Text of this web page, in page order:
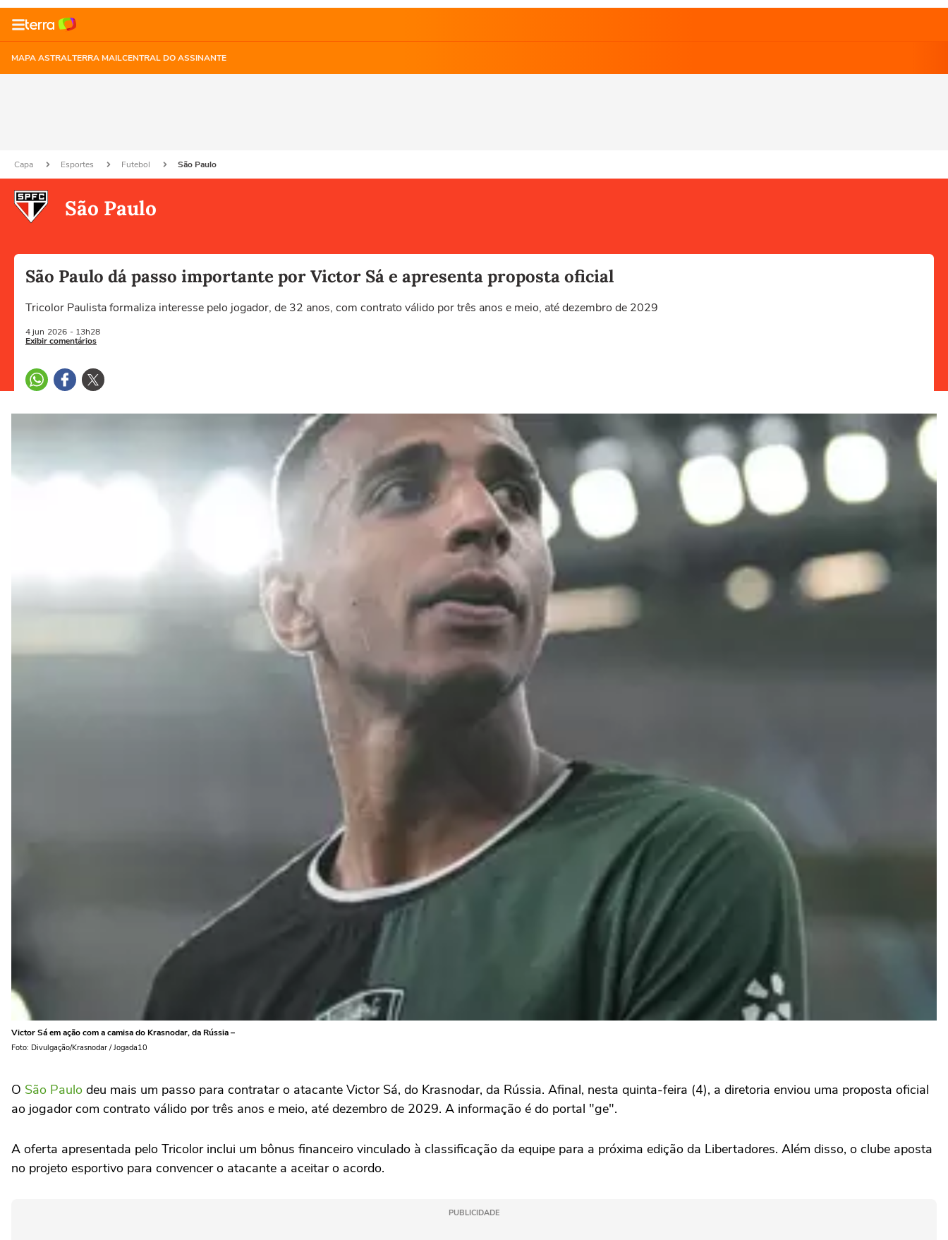
MAPA ASTRALTERRA MAILCENTRAL DO ASSINANTE
Capa Esportes Futebol São Paulo
São Paulo
São Paulo dá passo importante por Victor Sá e apresenta proposta oficial
Tricolor Paulista formaliza interesse pelo jogador, de 32 anos, com contrato válido por três anos e meio, até dezembro de 2029
4 jun 2026 - 13h28
Exibir comentários
Victor Sá em ação com a camisa do Krasnodar, da Rússia –
Foto: Divulgação/Krasnodar / Jogada10
O São Paulo deu mais um passo para contratar o atacante Victor Sá, do Krasnodar, da Rússia. Afinal, nesta quinta-feira (4), a diretoria enviou uma proposta oficial
ao jogador com contrato válido por três anos e meio, até dezembro de 2029. A informação é do portal "ge".
A oferta apresentada pelo Tricolor inclui um bônus financeiro vinculado à classificação da equipe para a próxima edição da Libertadores. Além disso, o clube aposta
no projeto esportivo para convencer o atacante a aceitar o acordo.
PUBLICIDADE